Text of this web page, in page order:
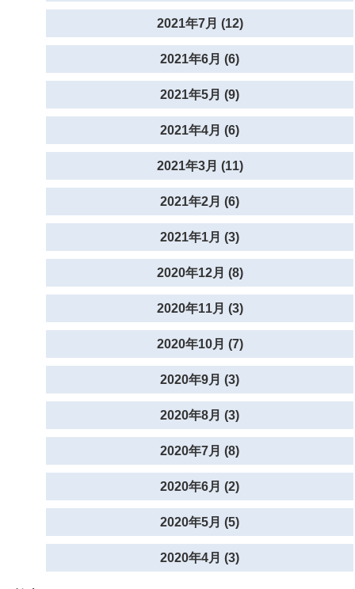
2021年7月 (12)
2021年6月 (6)
2021年5月 (9)
2021年4月 (6)
2021年3月 (11)
2021年2月 (6)
2021年1月 (3)
2020年12月 (8)
2020年11月 (3)
2020年10月 (7)
2020年9月 (3)
2020年8月 (3)
2020年7月 (8)
2020年6月 (2)
2020年5月 (5)
2020年4月 (3)